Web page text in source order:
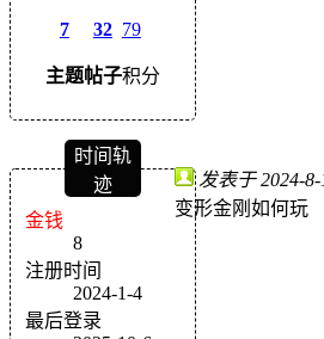
7
主题
32
帖子
79
积分
时间轨
迹
金钱
8
注册时间
2024-1-4
最后登录
发表于 2024-
变形金刚如何玩